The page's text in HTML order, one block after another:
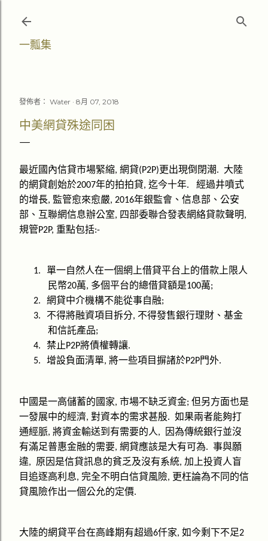
一瓢集
發佈者： Water 8月 07, 2018
中美網貸殊途同困
最近國內信貸市場緊縮, 網貸(P2P)更出現倒閉潮.
大陸
的網貸創始於2007年的拍拍貸, 迄今十年.
經過井噴式
的增長, 監管愈來愈嚴, 2016年銀監會、信息部、公安
部、互聯網信息辦公室, 四部委聯合發表網絡貸款聲明,
規管P2P, 重點包括:-
1.
單一自然人在一個網上借貸平台上的借款上限人
民幣20萬, 多個平台的總借貸額是100萬;
2.
網貸中介機構不能從事自融;
3.
不得將融資項目拆分, 不得發售銀行理財、基金
和信託產品;
4.
禁止P2P將債權轉讓.
5.
增設負面清單, 將一些項目摒諸於P2P門外.
中國是一高儲蓄的國家, 市場不缺乏資金; 但另方面也是
一發展中的經濟, 對資本的需求甚殷. 如果兩者能夠打
通經脈, 將資金輸送到有需要的人,
因為傳統銀行並沒
有滿足普惠金融的需要, 網貸應該是大有可為. 事與願
違, 原因是信貸訊息的貧乏及沒有系統, 加上投資人盲
目追逐高利息, 完全不明白信貸風險, 更枉論為不同的信
貸風險作出一個公允的定價.
大陸的網貸平台在高峰期有超過6仟家, 如今剩下不足2